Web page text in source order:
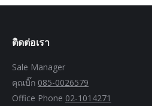
ติดต่อเรา
Sale Manager
คุณบิ๊ก 085-0026579
Office Phone 02-1014271